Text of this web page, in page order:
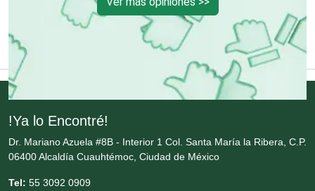
Cremerías y Salchichonerías
Decoración de Interiores
!Ya lo Encontré!
Dr. Mariano Azuela #8B - Interior 1 Col. Santa María la Ribera, C.P.
06400 Alcaldía Cuauhtémoc, Ciudad de México
Tel: 55 3092 0909